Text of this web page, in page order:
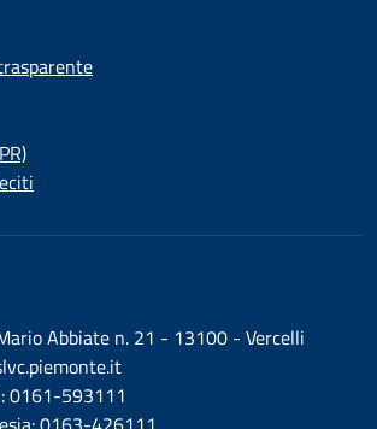
Abbiate n. 21 - 13100 - Vercelli
0161-593111